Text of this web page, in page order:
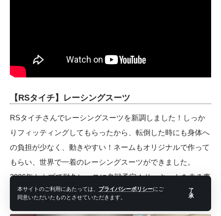
本サイトのご利用にあたっては、 プライバシーポリシーにご
同意いただいたものとさせていただきます。
了
承
【RSタイチ】レーシングスーツ
RSタイチさんでレーシングスーツを新調しました！しっか
りフィッティングしてもらったから、転倒した時にも身体へ
の負担が少なく、動きやすい！ネームもオリジナルで作って
もらい、世界で一着のレーシングスーツができました。
2026年もカブで耐久レースに参戦予定！サーキットを走る事
で、ブレーキなアクセスワークの練習になり、公道での視野
も広がりました。綺麗に速く走れるように、練習したいな。